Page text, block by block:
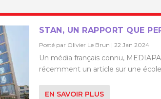
STAN, UN RAPPORT QUE
Posté par Olivier Le Brun | 22 Jan 2024
Un média français connu,
récemment un article sur une
EN SAVOIR PLUS